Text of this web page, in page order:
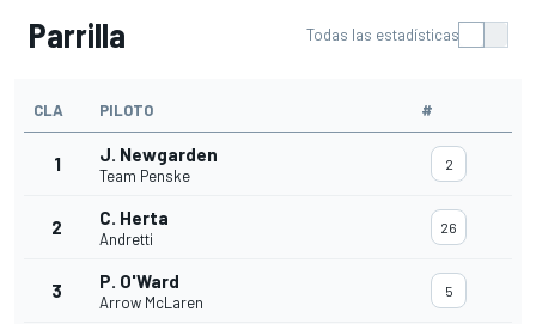
Parrilla Todas las estadísticas
CLA PILOTO #
1 J. Newgarden
Team Penske
2
2 C. Herta
Andretti
26
3 P. O'Ward
Arrow McLaren
5